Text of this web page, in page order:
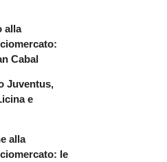
alla
Cabal
Juventus,
e
alla
le